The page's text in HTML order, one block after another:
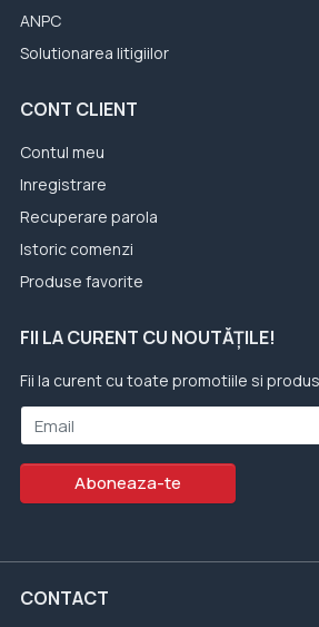
ANPC
Solutionarea litigiilor
CONT CLIENT
Contul meu
Inregistrare
Recuperare parola
Istoric comenzi
Produse favorite
FII LA CURENT CU NOUTĂȚILE!
Fii la curent cu toate promotiile si
Email
Aboneaza-te
CONTACT